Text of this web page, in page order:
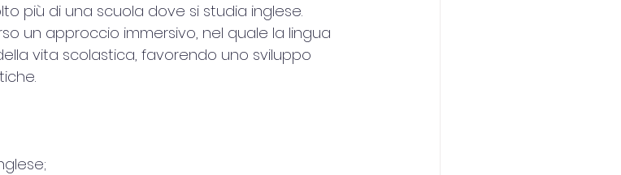
più di una scuola dove si studia inglese.
un approccio immersivo, nel quale la lingua
vita scolastica, favorendo uno sviluppo